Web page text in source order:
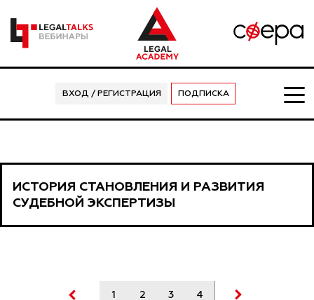
ВХОД / РЕГИСТРАЦИЯ ПОДПИСКА
ИСТОРИЯ СТАНОВЛЕНИЯ И РАЗВИТИЯ
СУДЕБНОЙ ЭКСПЕРТИЗЫ
1 2 3 4